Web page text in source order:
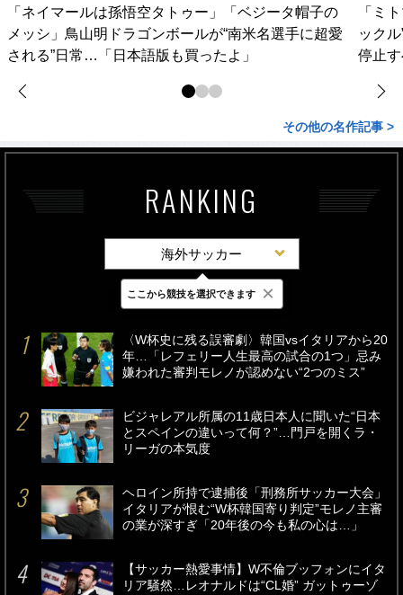
「ネイマールは孫悟空タトゥー」「ベジータ帽子の
メッシ」鳥山明ドラゴンボールが“南米名選手に超愛
される”日常…「日本語版も買ったよ」
「ミ
ック
停止
その他の名作記事 >
RANKING
海外サッカー
最新 24時間 週間
〈W杯史に残る誤審劇〉韓国vsイタリアから20
年…「レフェリー人生最高の試合の1つ」忌み
嫌われた審判モレノが認めない“2つのミス”
ビジャレアル所属の11歳日本人に聞いた“日本
とスペインの違いって何？”…門戸を開くラ・
リーガの本気度
ヘロイン所持で逮捕後「刑務所サッカー大会」
イタリアが恨む“W杯韓国寄り判定”モレノ主審
の業が深すぎ「20年後の今も私の心は…」
【サッカー熱愛事情】W不倫ブッフォンにイタ
リア騒然…レオナルドは“CL婚” ガットゥーゾ
ここから競技を選択できます ×